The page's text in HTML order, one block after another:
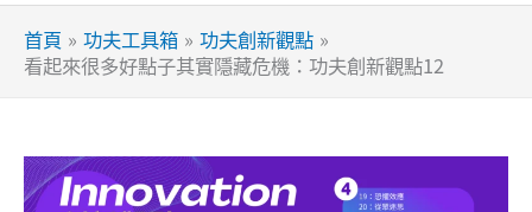
選
首頁 功夫工具箱
功夫創新觀點
看起來很多好點子其實隱藏危機：功夫創新觀點12